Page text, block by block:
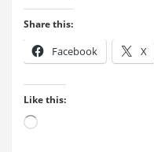
Share this:
Facebook X
Like this:
Loading…